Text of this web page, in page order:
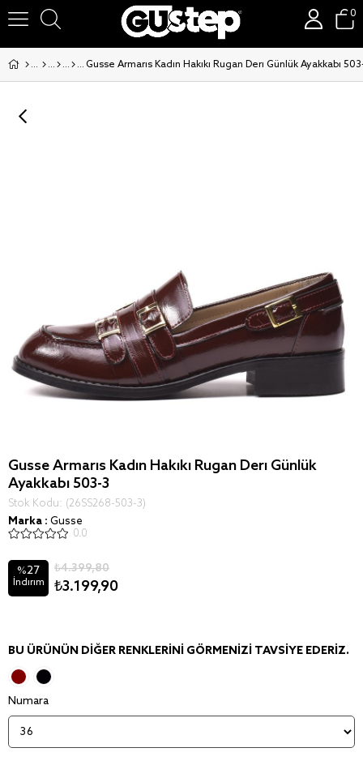
0
Gusse Armaris Kadın Hakiki Rugan Deri Günlük Ayakkabı
Gusse Armaris Kadın Hakiki Rugan Deri Günlük
Ayakkabı 503-3
Stok Kodu
(26SS268-503-3)
Marka : Gusse
0.0
%27
İndirim
₺4.399,80
₺3.199,90
BU ÜRÜNÜN DIĞER RENKLERINI GÖRMENIZI TAVSIYE EDERIZ.
Numara